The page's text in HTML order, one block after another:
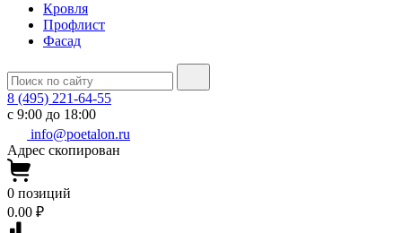
Кровля
Профлист
Фасад
8 (495) 221-64-55
с 9:00 до 18:00
info@poetalon.ru
Адрес скопирован
0 позиций
0.00 ₽